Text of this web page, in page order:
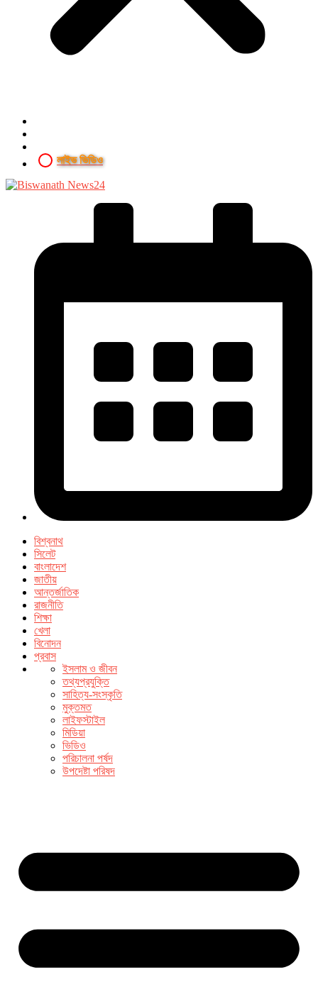
লাইভ ভিডিও
বিশ্বনাথ
সিলেট
বাংলাদেশ
জাতীয়
আন্তর্জাতিক
রাজনীতি
শিক্ষা
খেলা
বিনোদন
প্রবাস
ইসলাম ও জীবন
তথ্যপ্রযুক্তি
সাহিত্য-সংস্কৃতি
মুক্তমত
লাইফস্টাইল
মিডিয়া
ভিডিও
পরিচালনা পর্ষদ
উপদেষ্টা পরিষদ